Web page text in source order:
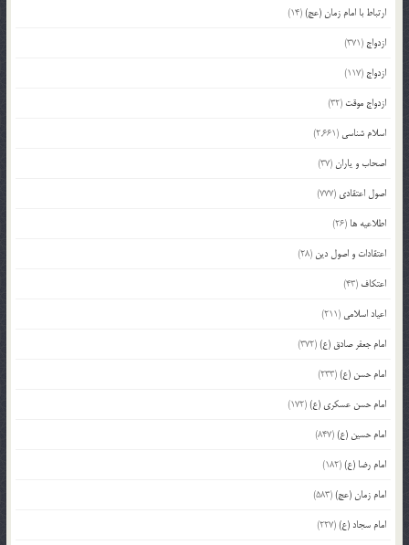
ارتباط با امام زمان (عج)(14)
ازدواج (371)
ازدواج (117)
ازدواج موقت (32)
اسلام شناسی (2,661)
اصحاب و یاران(37)
اصول اعتقادی (777)
اطلاعیه ها (26)
اعتقادات و اصول دین (28)
اعتکاف (43)
اعیاد اسلامی (211)
امام جعفر صادق (ع)(372)
امام حسن (ع)(233)
امام حسن عسکری (ع)(172)
امام حسین (ع)(847)
امام رضا (ع)(182)
امام زمان (عج)(583)
امام سجاد (ع)(227)